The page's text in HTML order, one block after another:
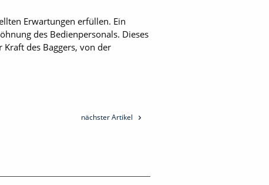
Erwartungen erfüllen. Ein
des Bedienpersonals. Dieses
des Baggers, von der
nächster Artikel